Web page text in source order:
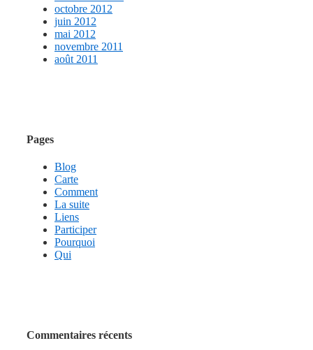
octobre 2012
juin 2012
mai 2012
novembre 2011
août 2011
Pages
Blog
Carte
Comment
La suite
Liens
Participer
Pourquoi
Qui
Commentaires récents